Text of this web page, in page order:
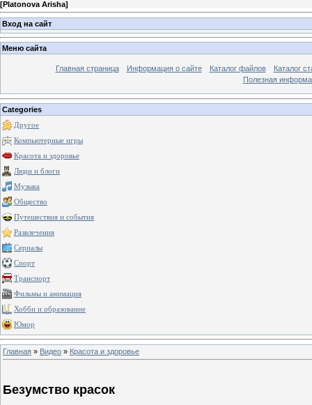
[Platonova Arisha]
Вход на сайт
Меню сайта
Главная страница Информация о сайте Каталог файлов
Каталог
Полезная
Categories
Другое
Компьютерные игры
Красота и здоровье
Люди и блоги
Музыка
Общество
Путешествия и события
Развлечения
Сериалы
Спорт
Транспорт
Фильмы и анимация
Хобби и образование
Юмор
Главная » Видео » Красота и здоровье
Безумство красок